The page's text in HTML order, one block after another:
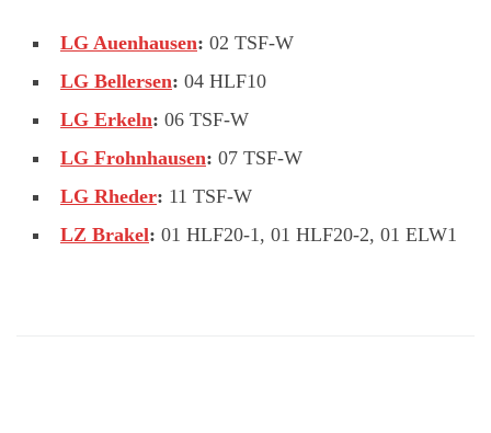
LG Auenhausen: 02 TSF-W
LG Bellersen: 04 HLF10
LG Erkeln: 06 TSF-W
LG Frohnhausen: 07 TSF-W
LG Rheder: 11 TSF-W
LZ Brakel: 01 HLF20-1, 01 HLF20-2, 01 ELW1